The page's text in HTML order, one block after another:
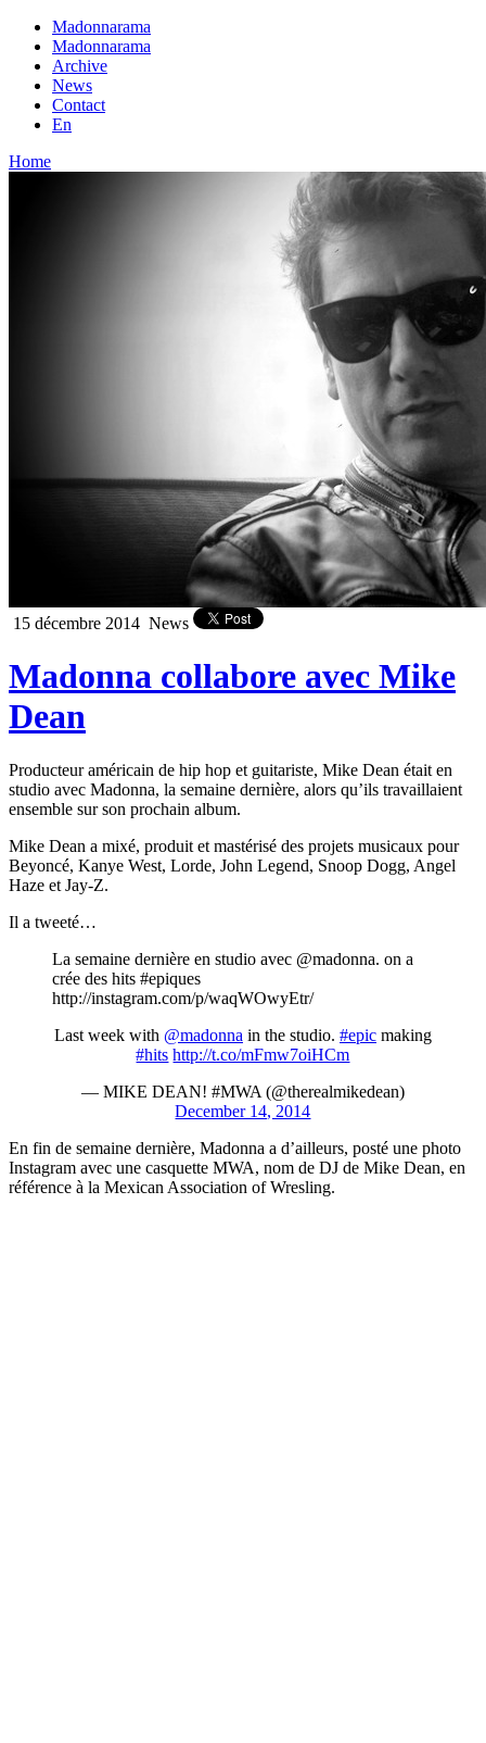
Madonnarama
Madonnarama
Archive
News
Contact
En
Home
15 décembre 2014 News
Madonna collabore avec Mike
Dean
Producteur américain de hip hop et guitariste, Mike Dean était en
studio avec Madonna, la semaine dernière, alors qu’ils travaillaient
ensemble sur son prochain album.
Mike Dean a mixé, produit et mastérisé des projets musicaux pour
Beyoncé, Kanye West, Lorde, John Legend, Snoop Dogg, Angel
Haze et Jay-Z.
Il a tweeté…
La semaine dernière en studio avec @madonna. on a
crée des hits #epiques
http://instagram.com/p/waqWOwyEtr/
Last week with @madonna in the studio. #epic making
#hits http://t.co/mFmw7oiHCm
— MIKE DEAN! #MWA (@therealmikedean)
December 14, 2014
En fin de semaine dernière, Madonna a d’ailleurs, posté une photo
Instagram avec une casquette MWA, nom de DJ de Mike Dean, en
référence à la Mexican Association of Wresling.